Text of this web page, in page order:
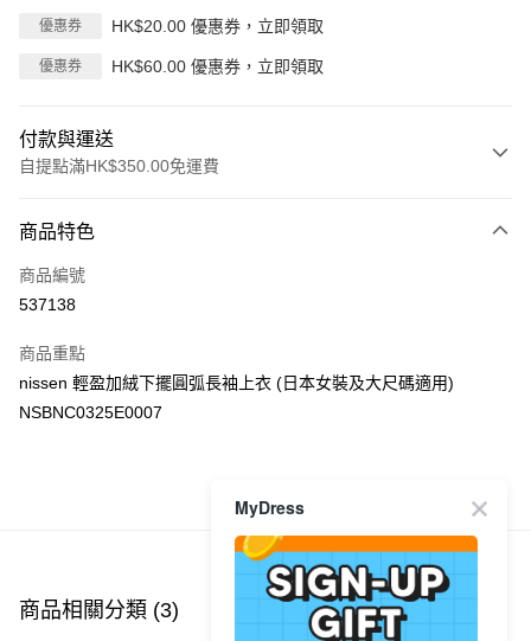
優惠券 HK$20.00 優惠券，立即領取
優惠券 HK$60.00 優惠券，立即領取
付款與運送
自提點滿HK$350.00免運費
信用卡
Apple Pay
PayMe
WeChat Pay
每筆HK$40.00，滿HK$350.00或以上免運費
每筆HK$40.00，滿HK$350.00或以上免運費
商品特色
商品編號
537138
商品重點
nissen 輕盈加絨下擺圓弧長袖上衣 (日本女裝及大尺碼適用)
NSBNC0325E0007
商品推薦
商品相關分類 (3)
MyDress